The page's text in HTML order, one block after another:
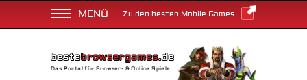
MENÜ Zu den besten Mobile Games
Das Portal für Browser- & Online Spiele